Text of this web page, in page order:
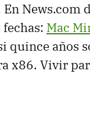
News.com
Mac
quince años
x86. Vivir